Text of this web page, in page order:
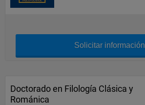
Solicitar información
Doctorado en Filología Clásica y
Románica